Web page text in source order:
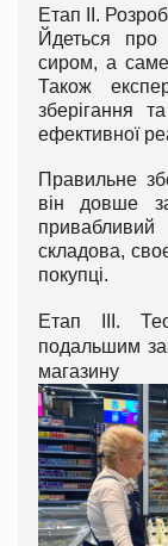
Етап ІІ.
Йдеться про
сиром, а
Також
зберігання
ефективної
Правильне
він довше
складова,
покупці.
Етап ІІІ.
подальшим
магазину